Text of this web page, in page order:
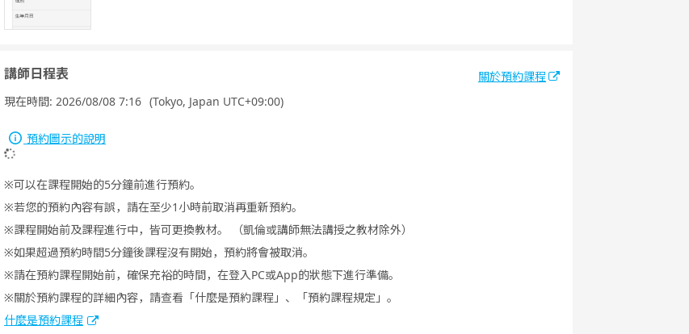
講師日程表
關於預約課程
現在時間: 2026/08/08 7:16 (Tokyo, Japan UTC+09:00)
預約圖示的說明
可以在課程開始的5分鐘前進行預約。
若您的預約內容有誤，請在至少1小時前取消再重新預約。
課程開始前及課程進行中，皆可更換教材。 （凱倫或講師無法講授之教材除外）
如果超過預約時間5分鐘後課程沒有開始，預約將會被取消。
請在預約課程開始前，確保充裕的時間，在登入PC或App的狀態下進行準備。
關於預約課程的詳細內容，請查看「什麼是預約課程」、「預約課程規定」。
什麼是預約課程